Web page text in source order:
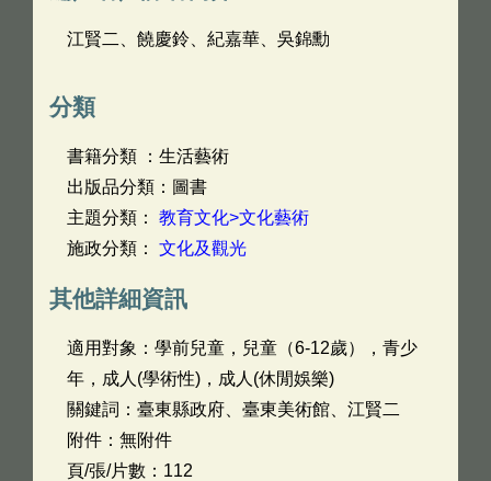
江賢二、饒慶鈴、紀嘉華、吳錦勳
分類
書籍分類 ：生活藝術
出版品分類：圖書
主題分類： 教育文化>文化藝術
施政分類： 文化及觀光
其他詳細資訊
適用對象：學前兒童，兒童（6-12歲），青少
年，成人(學術性)，成人(休閒娛樂)
關鍵詞：臺東縣政府、臺東美術館、江賢二
附件：無附件
頁/張/片數：112